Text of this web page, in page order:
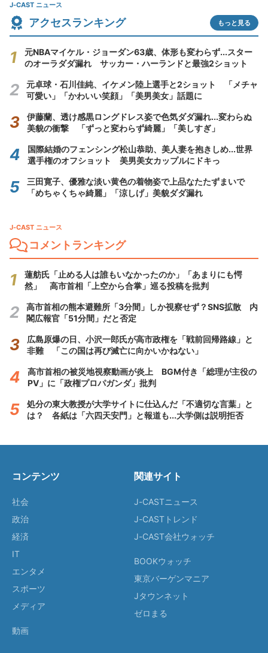
J-CAST ニュース
アクセスランキング もっと見る
元NBAマイケル・ジョーダン63歳、体形も変わらず...スター
のオーラダダ漏れ サッカー・ハーランドと最強2ショット
元卓球・石川佳純、イケメン陸上選手と2ショット 「メチャ
可愛い」「かわいい笑顔」「美男美女」話題に
伊藤蘭、透け感黒ロングドレス姿で色気ダダ漏れ...変わらぬ
美貌の衝撃 「ずっと変わらず綺麗」「美しすぎ」
国際結婚のフェンシング松山恭助、美人妻を抱きしめ...世界
選手権のオフショット 美男美女カップルにドキっ
三田寛子、優雅な淡い黄色の着物姿で上品なたたずまいで
「めちゃくちゃ綺麗」「涼しげ」美貌ダダ漏れ
J-CAST ニュース
コメントランキング
蓮舫氏「止める人は誰もいなかったのか」「あまりにも愕
然」 高市首相「上空から合掌」巡る投稿を批判
高市首相の熊本避難所「3分間」しか視察せず？SNS拡散 内
閣広報官「51分間」だと否定
広島原爆の日、小沢一郎氏が高市政権を「戦前回帰路線」と
非難 「この国は再び滅亡に向かいかねない」
高市首相の被災地視察動画が炎上 BGM付き「総理が主役の
PV」に「政権プロパガンダ」批判
処分の東大教授が大学サイトに仕込んだ「不適切な言葉」と
は？ 各紙は「六四天安門」と報道も...大学側は説明拒否
コンテンツ
社会
政治
経済
IT
エンタメ
スポーツ
メディア
動画
関連サイト
J-CASTニュース
J-CASTトレンド
J-CAST会社ウォッチ
BOOKウォッチ
東京バーゲンマニア
Jタウンネット
ゼロまる